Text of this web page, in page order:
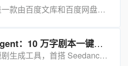
百度自由画布是一款由百度文库和百度网盘联合推出的多模态AI创作平台。（目前正开启公测）
小云雀短剧 Agent：10 万字剧本一键成片
字节跳动旗下短剧生成工具，首搭 Seedance2.0，支持 10 万字剧本一键成片，全流程自动化